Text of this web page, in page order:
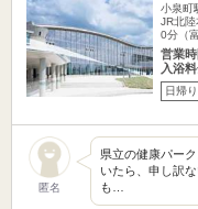
小泉町
JR北
0分（
営業
入浴
日帰り
匿名
県立の健康パー
いたら、申し訳
も…